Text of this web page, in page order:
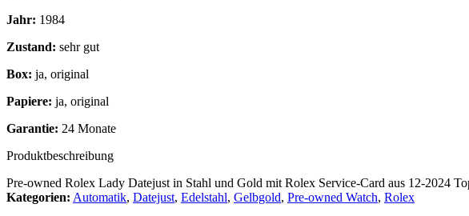
Jahr: 1984
Zustand: sehr gut
Box: ja, original
Papiere: ja, original
Garantie: 24 Monate
Produktbeschreibung
Pre-owned Rolex Lady Datejust in Stahl und Gold mit Rolex Service-Card aus 12-2024
Kategorien: Automatik, Datejust, Edelstahl, Gelbgold, Pre-owned Watch, Rolex